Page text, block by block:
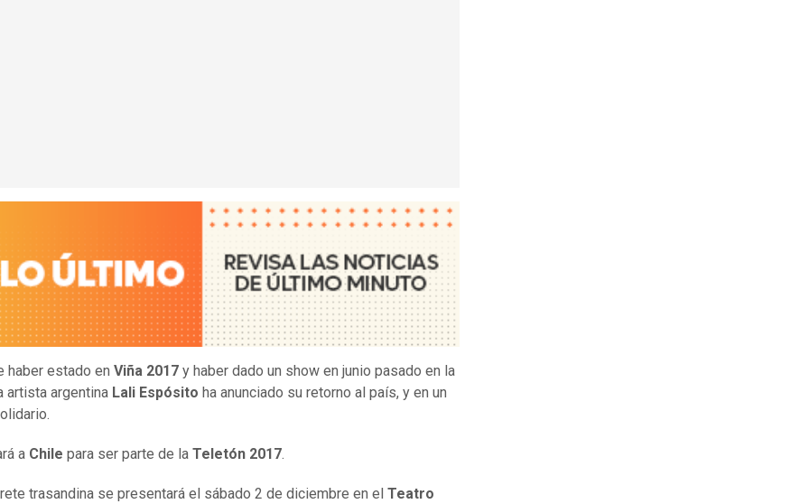
haber estado en Viña 2017 y haber dado un show en junio pasado en la
artista argentina Lali Espósito ha anunciado su retorno al país, y en un
a Chile para ser parte de la Teletón 2017.
trasandina se presentará el sábado 2 de diciembre en el Teatro